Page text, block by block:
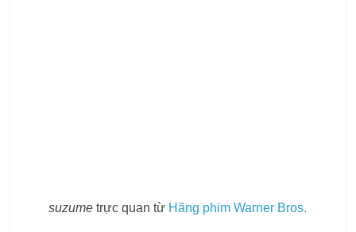
suzume trực quan từ Hãng phim Warner Bros.